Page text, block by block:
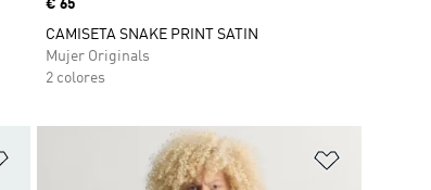
Precio
€ 65
CAMISETA SNAKE PRINT SATIN
Mujer Originals
2 colores
Añadir a la lista de deseos